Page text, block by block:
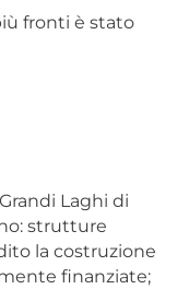
fronti è stato
Laghi di
strutture
la costruzione
finanziate;